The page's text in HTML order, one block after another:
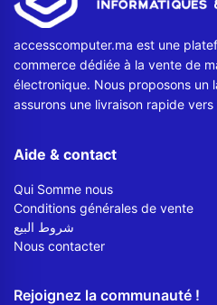
accesscomputer.ma est une
commerce dédiée à la vente de
électronique. Nous proposons un
assurons une livraison rapide
Aide & contact
Qui Somme nous
Conditions générales de vente
شروط البيع
Nous contacter
Rejoignez la communauté !